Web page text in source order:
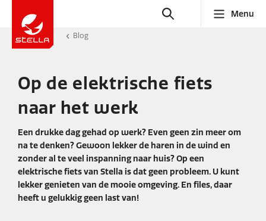
Menu
Blog
Op de elektrische fiets
naar het werk
Een drukke dag gehad op werk? Even geen zin meer om
na te denken? Gewoon lekker de haren in de wind en
zonder al te veel inspanning naar huis? Op een
elektrische fiets van Stella is dat geen probleem. U kunt
lekker genieten van de mooie omgeving. En files, daar
heeft u gelukkig geen last van!